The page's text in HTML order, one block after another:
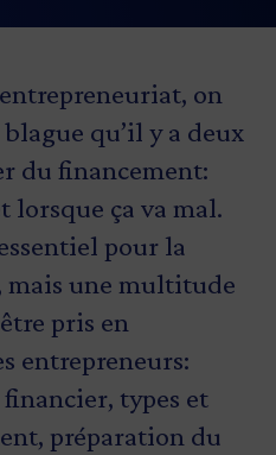
on
qu’il y a deux
du financement:
lorsque ça va mal.
pour la
mais une multitude
pris en
entrepreneurs:
types et
préparation du